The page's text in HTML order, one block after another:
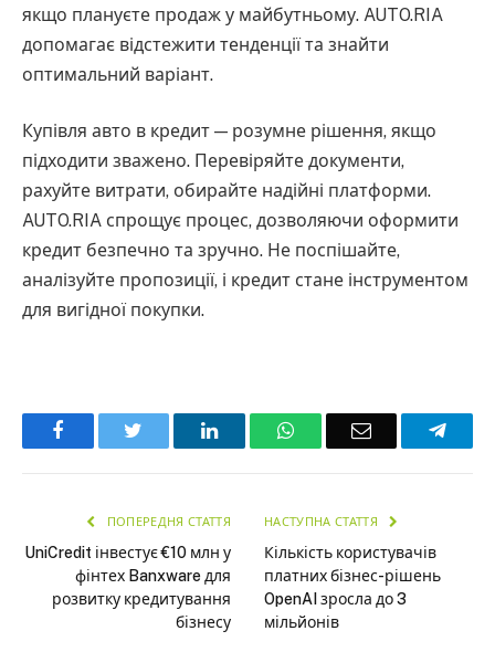
якщо плануєте продаж у майбутньому. AUTO.RIA
допомагає відстежити тенденції та знайти
оптимальний варіант.
Купівля авто в кредит — розумне рішення, якщо
підходити зважено. Перевіряйте документи,
рахуйте витрати, обирайте надійні платформи.
AUTO.RIA спрощує процес, дозволяючи оформити
кредит безпечно та зручно. Не поспішайте,
аналізуйте пропозиції, і кредит стане інструментом
для вигідної покупки.
Facebook LinkedInWhatsAppEmail
ПОПЕРЕДНЯ СТАТТЯ
UniCredit інвестує €10 млн у
фінтех Banxware для
розвитку кредитування
бізнесу
НАСТУПНА СТАТТЯ
Кількість користувачів
платних бізнес-рішень
OpenAI зросла до 3
мільйонів